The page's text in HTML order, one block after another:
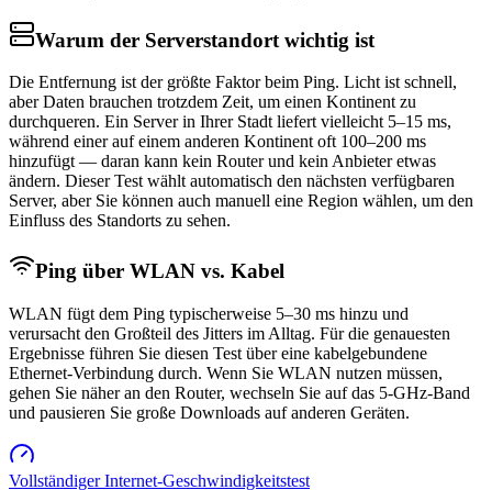
Warum der Serverstandort wichtig ist
Die Entfernung ist der größte Faktor beim Ping. Licht ist schnell,
aber Daten brauchen trotzdem Zeit, um einen Kontinent zu
durchqueren. Ein Server in Ihrer Stadt liefert vielleicht 5–15 ms,
während einer auf einem anderen Kontinent oft 100–200 ms
hinzufügt — daran kann kein Router und kein Anbieter etwas
ändern. Dieser Test wählt automatisch den nächsten verfügbaren
Server, aber Sie können auch manuell eine Region wählen, um den
Einfluss des Standorts zu sehen.
Ping über WLAN vs. Kabel
WLAN fügt dem Ping typischerweise 5–30 ms hinzu und
verursacht den Großteil des Jitters im Alltag. Für die genauesten
Ergebnisse führen Sie diesen Test über eine kabelgebundene
Ethernet-Verbindung durch. Wenn Sie WLAN nutzen müssen,
gehen Sie näher an den Router, wechseln Sie auf das 5-GHz-Band
und pausieren Sie große Downloads auf anderen Geräten.
Vollständiger Internet-Geschwindigkeitstest